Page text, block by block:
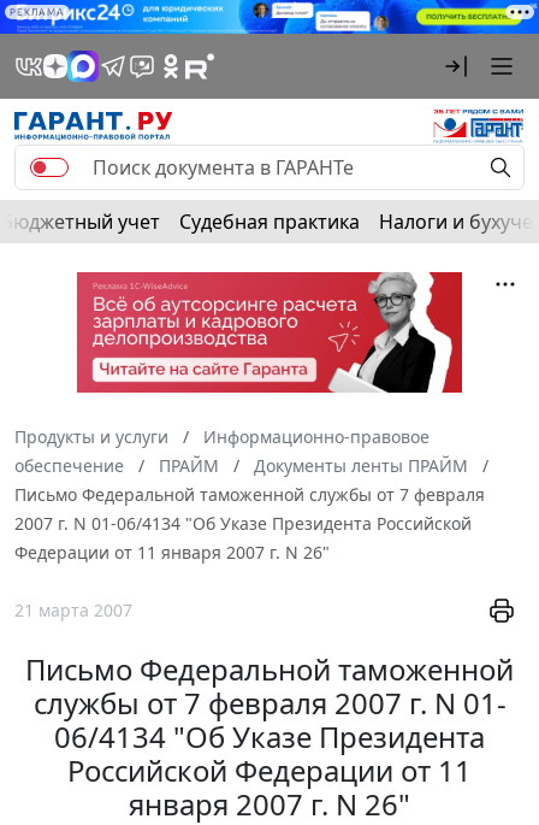
РЕКЛАМА
Бюджетный учет Судебная практика Налоги и
Продукты и услуги
Информационно-правовое
обеспечение
ПРАЙМ
Документы ленты ПРАЙМ
Письмо Федеральной таможенной службы от 7 февраля
2007 г. N 01-06/4134 "Об Указе Президента Российской
Федерации от 11 января 2007 г. N 26"
21 марта 2007
Письмо Федеральной таможенной
службы от 7 февраля 2007 г. N 01-
06/4134 "Об Указе Президента
Российской Федерации от 11
января 2007 г. N 26"